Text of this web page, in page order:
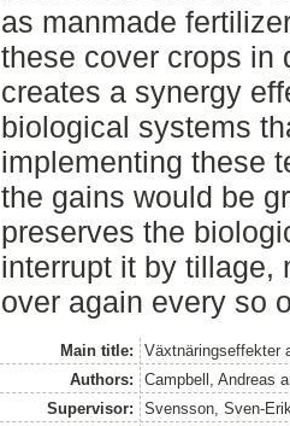
as manmade
these cover crops in
creates a synergy
biological systems
implementing these
the gains would be
preserves the
interrupt it by tillage,
over again every so
Main title:
Växtnäringseffekter
Authors:
Campbell, Andreas
Supervisor:
Svensson, Sven-